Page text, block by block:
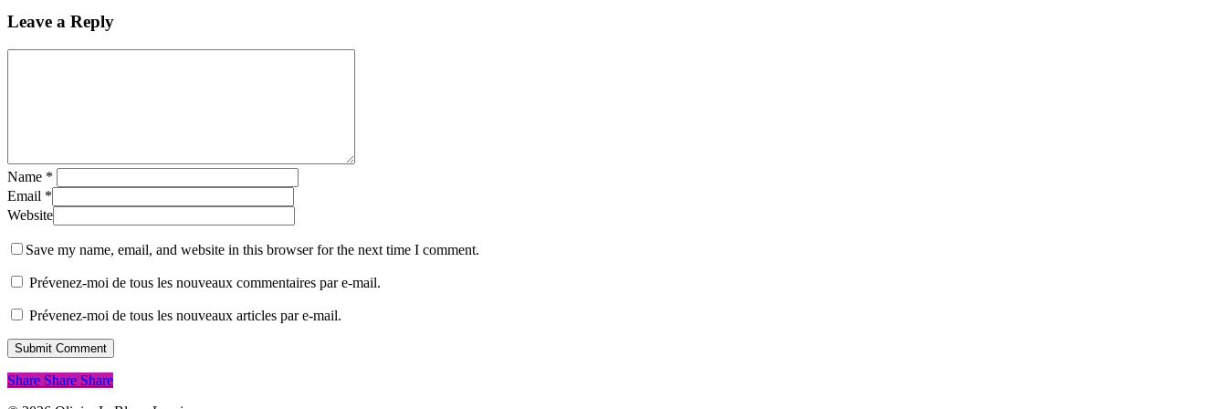
Leave a Reply
Name *
Email *
Website
Save my name, email, and website in this browser for the next time I comment.
Prévenez-moi de tous les nouveaux commentaires par e-mail.
Prévenez-moi de tous les nouveaux articles par e-mail.
Share
Share Share Share